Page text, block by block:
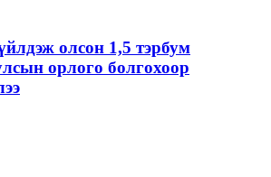
олсон 1,5 тэрбум
орлого болгохоор